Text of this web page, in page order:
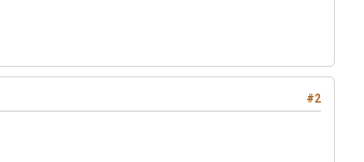
#2